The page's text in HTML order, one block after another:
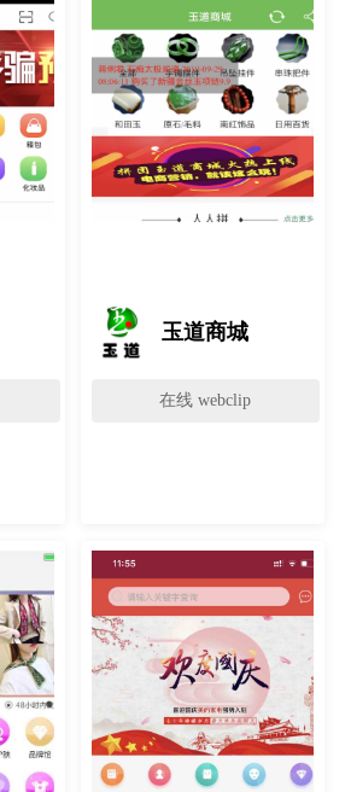
玉道商城
在线 webclip